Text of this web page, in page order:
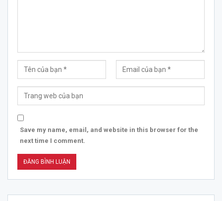
Save my name, email, and website in this browser for the
next time I comment.